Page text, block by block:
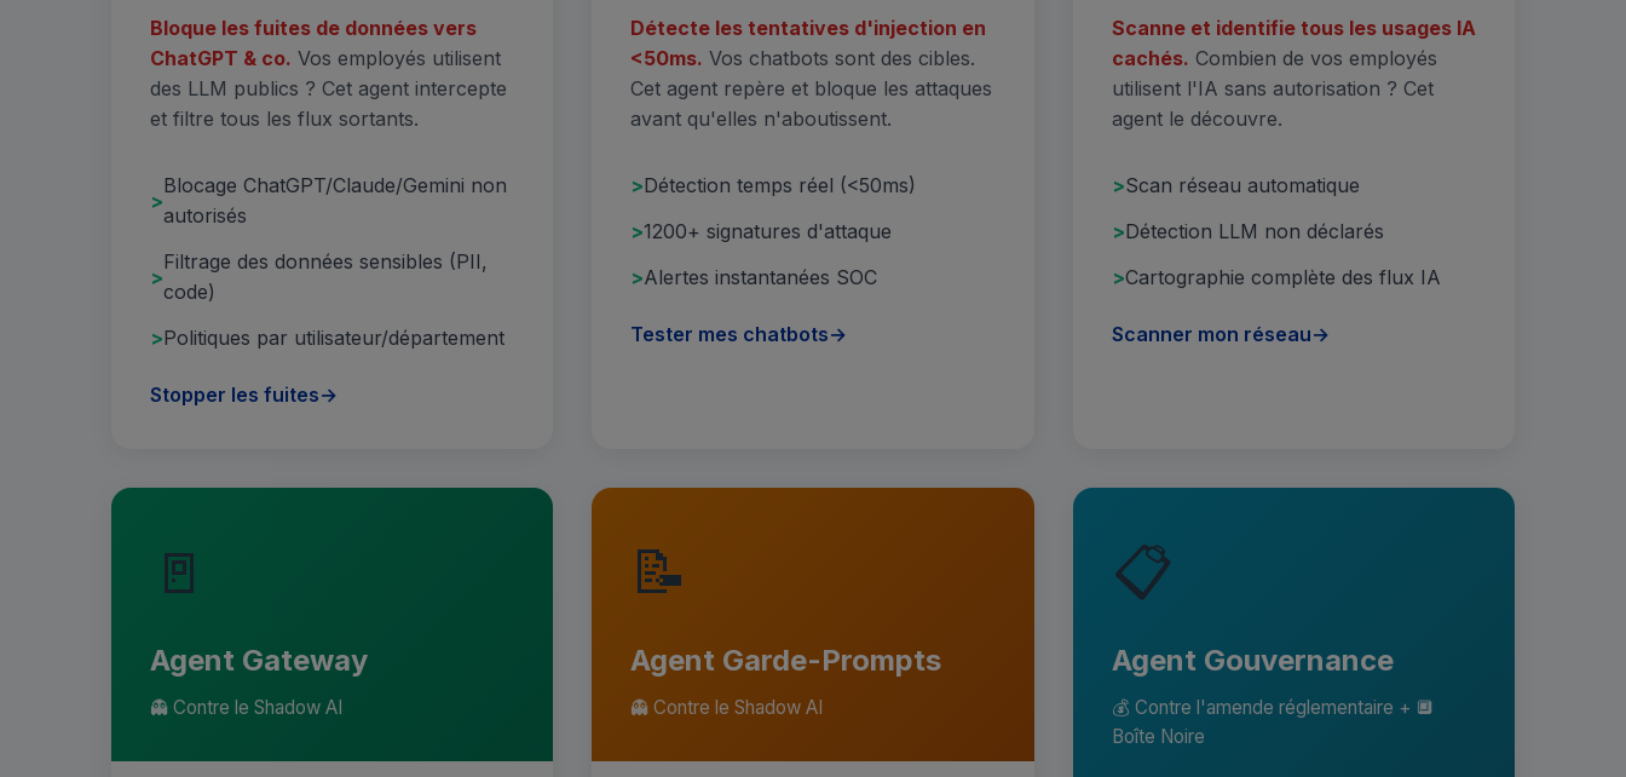
Bloque les fuites de données vers
ChatGPT & co. Vos employés utilisent
des LLM publics ? Cet agent intercepte
et filtre tous les flux sortants.
Blocage ChatGPT/Claude/Gemini non
autorisés
Filtrage des données sensibles (PII,
code)
Politiques par utilisateur/département
Stopper les fuites→
Détecte les tentatives d'injection en
<50ms. Vos chatbots sont des cibles.
Cet agent repère et bloque les attaques
avant qu'elles n'aboutissent.
Détection temps réel (<50ms)
1200+ signatures d'attaque
Alertes instantanées SOC
Tester mes chatbots→
Scanne et identifie tous les usages IA
cachés. Combien de vos employés
utilisent l'IA sans autorisation ? Cet
agent le découvre.
Scan réseau automatique
Détection LLM non déclarés
Cartographie complète des flux IA
Scanner mon réseau→
🚪
Agent Gateway
👻 Contre le Shadow AI
📝
Agent Garde-Prompts
👻 Contre le Shadow AI
📋
Agent Gouvernance
💰 Contre l'amende réglementaire + 🔲
Boîte Noire